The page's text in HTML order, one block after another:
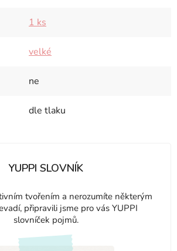
1 ks
velké
ne
dle tlaku
YUPPI SLOVNÍK
tvořením a nerozumíte některým
připravili jsme pro vás YUPPI
slovníček pojmů.